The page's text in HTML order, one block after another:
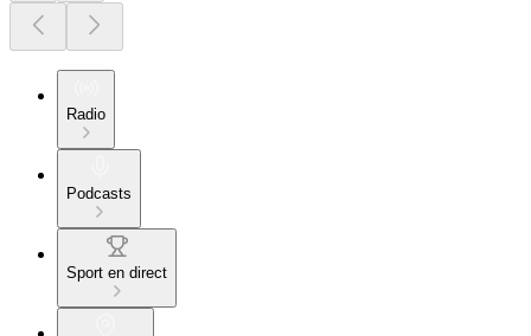
Radio
Podcasts
Sport en direct